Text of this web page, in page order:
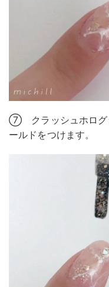
⑦ クラッシュホログ
ールドをつけます。